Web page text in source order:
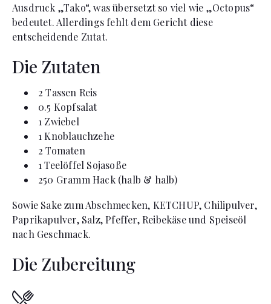
Ausdruck „Tako“, was übersetzt so viel wie „Octopus“
bedeutet. Allerdings fehlt dem Gericht diese
entscheidende Zutat.
Die Zutaten
2 Tassen Reis
0.5 Kopfsalat
1 Zwiebel
1 Knoblauchzehe
2 Tomaten
1 Teelöffel Sojasoße
250 Gramm Hack (halb & halb)
Sowie Sake zum Abschmecken, KETCHUP, Chilipulver,
Paprikapulver, Salz, Pfeffer, Reibekäse und Speiseöl
nach Geschmack.
Die Zubereitung